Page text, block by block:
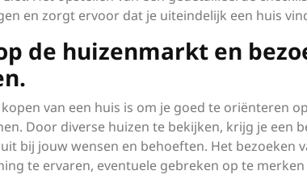
en zorgt ervoor dat je uiteindelijk een huis
de huizenmarkt en
van een huis is om je goed te oriënteren
Door diverse huizen te bekijken, krijg je een
bij jouw wensen en behoeften. Het bezoeken
te ervaren, eventuele gebreken op te